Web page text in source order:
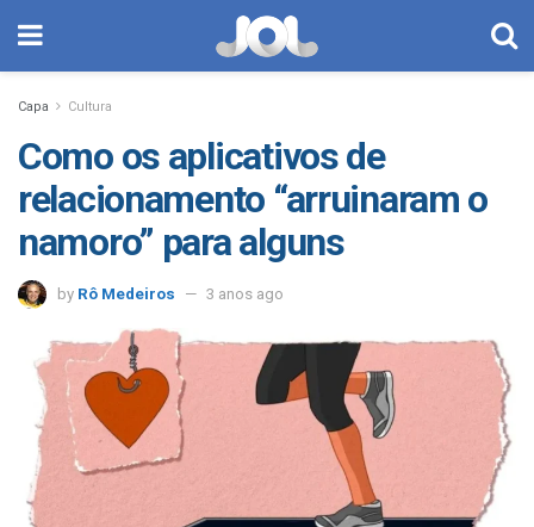
Capa Cultura
Como os aplicativos de
relacionamento “arruinaram o
namoro” para alguns
by Rô Medeiros 3 anos ago